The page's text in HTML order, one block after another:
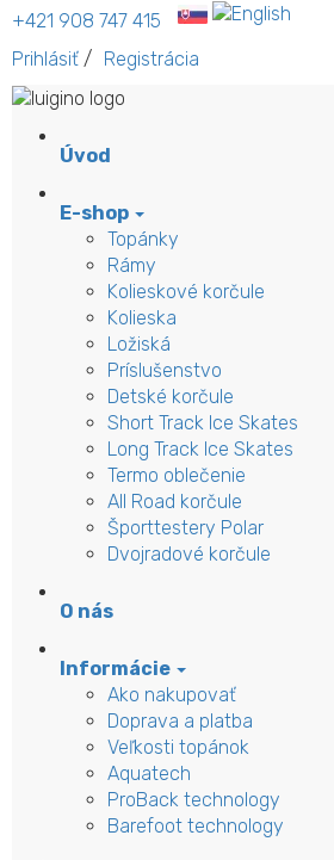
+421 908 747 415
Prihlásiť/ Registrácia
Úvod
E-shop
Topánky
Rámy
Kolieskové korčule
Kolieska
Ložiská
Príslušenstvo
Detské korčule
Short Track Ice Skates
Long Track Ice Skates
Termo oblečenie
All Road korčule
Športtestery Polar
Dvojradové korčule
O nás
Informácie
Ako nakupovať
Doprava a platba
Veľkosti topánok
Aquatech
ProBack technology
Barefoot technology